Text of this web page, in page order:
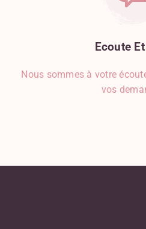
Ecoute Et
Nous sommes à votre
vos